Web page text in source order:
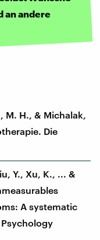
an andere
M. H., & Michalak,
Die
Y., Xu, K., ... &
A systematic